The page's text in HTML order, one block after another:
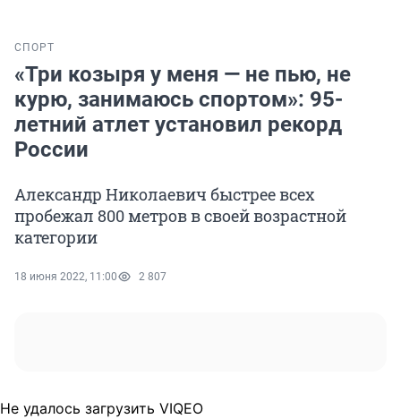
СПОРТ
«Три козыря у меня — не пью, не
курю, занимаюсь спортом»: 95-
летний атлет установил рекорд
России
Александр Николаевич быстрее всех
пробежал 800 метров в своей возрастной
категории
18 июня 2022, 11:00 2 807
Не удалось загрузить VIQEO